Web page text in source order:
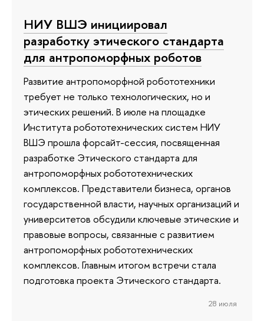
НИУ ВШЭ инициировал
разработку этического стандарта
для антропоморфных роботов
Развитие антропоморфной робототехники
требует не только технологических, но и
этических решений. В июле на площадке
Института робототехнических систем НИУ
ВШЭ прошла форсайт-сессия, посвященная
разработке Этического стандарта для
антропоморфных робототехнических
комплексов. Представители бизнеса, органов
государственной власти, научных организаций и
университетов обсудили ключевые этические и
правовые вопросы, связанные с развитием
антропоморфных робототехнических
комплексов. Главным итогом встречи стала
подготовка проекта Этического стандарта.
28 июля